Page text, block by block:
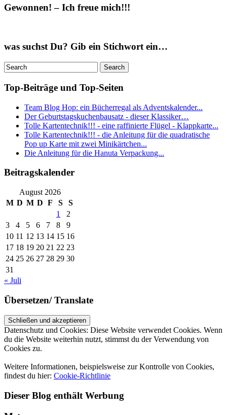
Gewonnen! – Ich freue mich!!!
was suchst Du? Gib ein Stichwort ein…
Top-Beiträge und Top-Seiten
Team Blog Hop: ein Bücherregal als Adventskalender...
Der Geburtstagskuchenbausatz - dieser Klassiker…
Tolle Kartentechnik!!! - eine raffinierte Flügel - Klappkarte...
Tolle Kartentechnik!!! - die Anleitung für die quadratische
Pop up Karte mit zwei Minikärtchen...
Die Anleitung für die Hanuta Verpackung...
Beitragskalender
August 2026
M D M D F S
S
1
2
3
4 5 6 7 8
9
10 11 12 13 14 15 16
17 18 19 20 21 22 23
24 25 26 27 28 29 30
31
« Juli
Übersetzen/ Translate
Datenschutz und Cookies: Diese Website verwendet Cookies. Wenn
du die Website weiterhin nutzt, stimmst du der Verwendung von
Cookies zu.
Weitere Informationen, beispielsweise zur Kontrolle von Cookies,
findest du hier: Cookie-Richtlinie
Dieser Blog enthält Werbung